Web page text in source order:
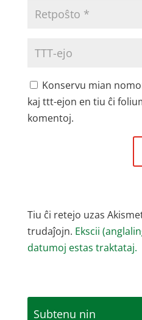
Konservu mian
kaj ttt-ejon en tiu ĉi
komentoj.
Tiu ĉi retejo uzas
trudaĵojn. Ekscii
datumoj estas traktataj.
Subtenu nin